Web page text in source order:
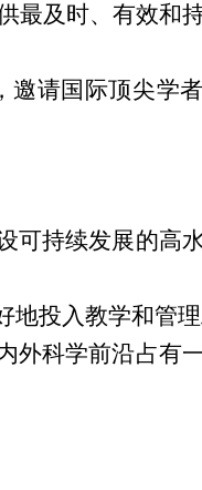
最及时、有效和
邀请国际顶尖学
可持续发展的高
地投入教学和管
外科学前沿占有